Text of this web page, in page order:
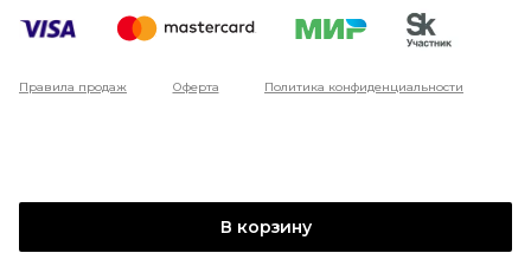
В корзину
Правила продаж Оферта Политика конфиденциальности